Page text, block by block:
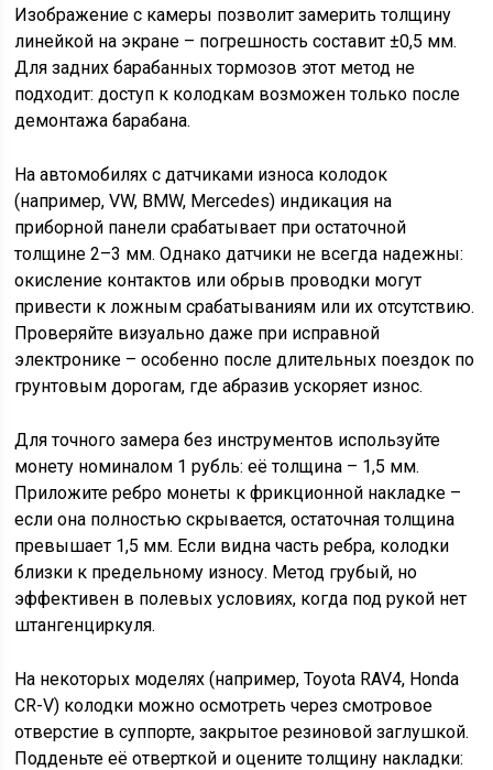
Изображение с камеры позволит замерить толщину
линейкой на экране – погрешность составит ±0,5 мм.
Для задних барабанных тормозов этот метод не
подходит: доступ к колодкам возможен только после
демонтажа барабана.
На автомобилях с датчиками износа колодок
(например, VW, BMW, Mercedes) индикация на
приборной панели срабатывает при остаточной
толщине 2–3 мм. Однако датчики не всегда надежны:
окисление контактов или обрыв проводки могут
привести к ложным срабатываниям или их отсутствию.
Проверяйте визуально даже при исправной
электронике – особенно после длительных поездок по
грунтовым дорогам, где абразив ускоряет износ.
Для точного замера без инструментов используйте
монету номиналом 1 рубль: её толщина – 1,5 мм.
Приложите ребро монеты к фрикционной накладке –
если она полностью скрывается, остаточная толщина
превышает 1,5 мм. Если видна часть ребра, колодки
близки к предельному износу. Метод грубый, но
эффективен в полевых условиях, когда под рукой нет
штангенциркуля.
На некоторых моделях (например, Toyota RAV4, Honda
CR-V) колодки можно осмотреть через смотровое
отверстие в суппорте, закрытое резиновой заглушкой.
Подденьте её отверткой и оцените толщину накладки: